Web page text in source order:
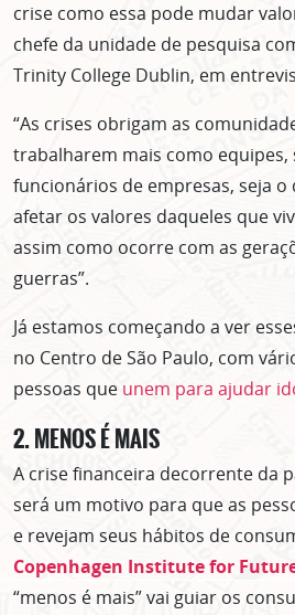
crise como essa pode mudar
chefe da unidade de pesquisa
Trinity College Dublin, em
“As crises obrigam as
trabalharem mais como
funcionários de empresas, seja
afetar os valores daqueles que
assim como ocorre com as
guerras”.
Já estamos começando a ver
no Centro de São Paulo, com
pessoas que unem para ajudar
2. MENOS É MAIS
A crise financeira decorrente da
será um motivo para que as
e revejam seus hábitos de
Copenhagen Institute for
“menos é mais” vai guiar os